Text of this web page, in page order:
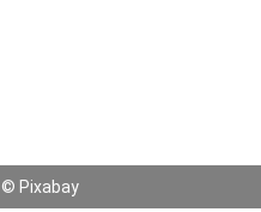
© Pixabay